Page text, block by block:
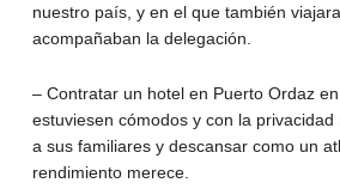
nuestro país, y en el que también
acompañaban la delegación.
– Contratar un hotel en Puerto Ordaz
estuviesen cómodos y con la
a sus familiares y descansar como un
rendimiento merece.